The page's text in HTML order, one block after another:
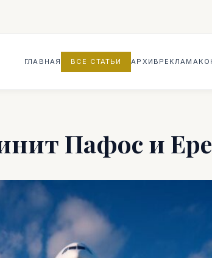
ГЛАВНАЯ ВСЕ СТАТЬИ АРХИВ РЕКЛАМА
Пафос и